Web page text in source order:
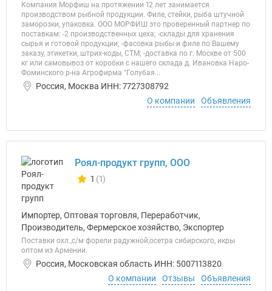
Компания Морфиш на протяжении 12 лет занимается
производством рыбной продукции. Филе, стейки, рыба штучной
заморозки, упаковка. ООО МОРФИШ это проверенный партнер по
поставкам: -2 производственных цеха; -склады для хранения
сырья и готовой продукции; -фасовка рыбы и филе по Вашему
заказу, этикетки, штрих-коды, СТМ; -доставка по г. Москве от 500
кг или самовывоз от коробки с нашего склада д. Ивановка Наро-
Фоминского р-на Агрофирма "Голубая...
Россия, Москва ИНН: 7727308792
О компании
Объявления
Роял-продукт групп, ООО
Количество отзывов у компании всего и сегодня
1 (1)
Импортер, Оптовая торговля, Переработчик,
Производитель, Фермерское хозяйство, Экспортер
Поставки охл.,с/м форели радужной,осетра сибирского, икры
оптом из Армении.
Россия, Московская область ИНН: 5007113820
О компании
Отзывы Объявления